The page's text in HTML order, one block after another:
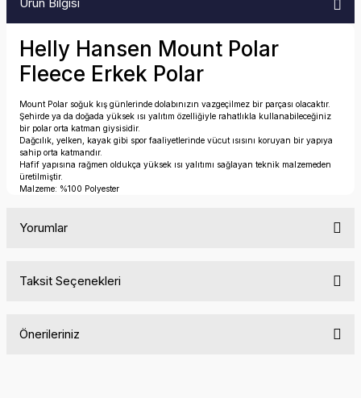
Helly Hansen Mount Polar
Fleece Erkek Polar
Mount Polar soğuk kış günlerinde dolabınızın vazgeçilmez bir parçası olacaktır.
Şehirde ya da doğada yüksek ısı yalıtım özelliğiyle rahatlıkla kullanabileceğiniz
bir polar orta katman giysisidir.
Dağcılık, yelken, kayak gibi spor faaliyetlerinde vücut ısısını koruyan bir yapıya
sahip orta katmandır.
Hafif yapısına rağmen oldukça yüksek ısı yalıtımı sağlayan teknik malzemeden
üretilmiştir.
Malzeme: %100 Polyester
Yorumlar
Taksit Seçenekleri
Önerileriniz